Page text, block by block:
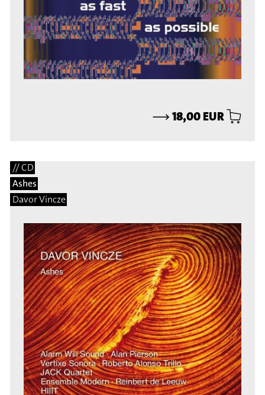
⟶18,00 EUR
// CD
Ashes
Davor Vincze